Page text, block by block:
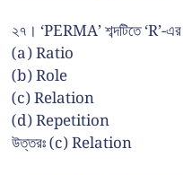
২৭। ‘PERMA’ শব্দটিতে ‘R’-
(a) Ratio
(b) Role
(c) Relation
(d) Repetition
উত্তরঃ (c) Relation